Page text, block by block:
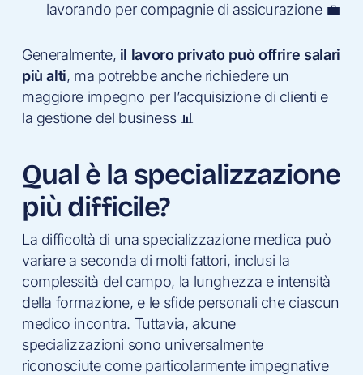
lavorando per compagnie di assicurazione 💼
Generalmente, il lavoro privato può offrire salari
più alti, ma potrebbe anche richiedere un
maggiore impegno per l’acquisizione di clienti e
la gestione del business 📊
Qual è la specializzazione
più difficile?
La difficoltà di una specializzazione medica può
variare a seconda di molti fattori, inclusi la
complessità del campo, la lunghezza e intensità
della formazione, e le sfide personali che ciascun
medico incontra. Tuttavia, alcune
specializzazioni sono universalmente
riconosciute come particolarmente impegnative